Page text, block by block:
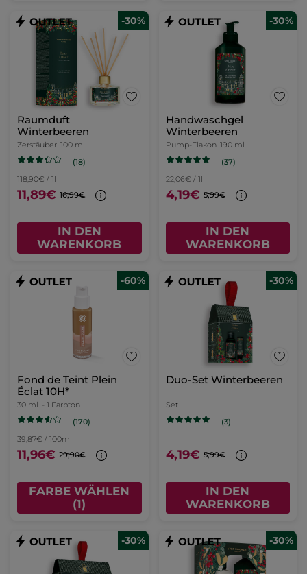
-30%
Raumduft
Winterbeeren
Zerstäuber 100 ml
(18)
118,90€ / 1l
11,89€ 16,99€
IN DEN
WARENKORB
-30%
Handwaschgel
Winterbeeren
Pump-Flakon 190 ml
(37)
22,06€ / 1l
4,19€ 5,99€
IN DEN
WARENKORB
-60%
Fond de Teint Plein
Éclat 10H*
30 ml - 1 Farbton
(170)
39,87€ / 100ml
11,96€ 29,90€
FARBE WÄHLEN
(1)
-30%
Duo-Set Winterbeeren
Set
(3)
4,19€ 5,99€
IN DEN
WARENKORB
-30% -30%